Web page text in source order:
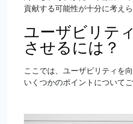
貢献する可能性が十分に考えら
ユーザビリテ
させるには？
ここでは、ユーザビリティを
いくつかのポイントについてご